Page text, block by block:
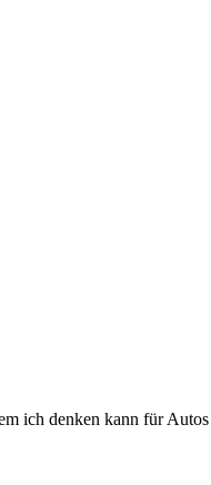
ich denken kann für